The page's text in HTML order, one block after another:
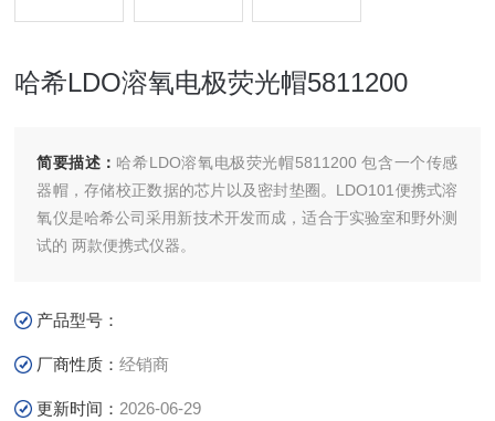
哈希LDO溶氧电极荧光帽5811200
简要描述： 哈希LDO溶氧电极荧光帽5811200 包含一个传感
器帽，存储校正数据的芯片以及密封垫圈。LDO101便携式溶
氧仪是哈希公司采用新技术开发而成，适合于实验室和野外测
试的 两款便携式仪器。
产品型号：
厂商性质：经销商
更新时间： 2026-06-29